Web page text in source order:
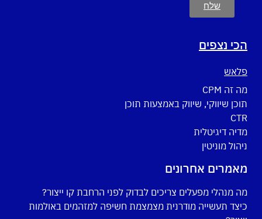
שלח
הכי נצפים
פלאש
מה זה CPM
תוכן שיווקי, שיווק באמצעות תוכן
CTR
מדיה דיגיטלית
ניהול מוניטין
מאמרים אחרונים
מה מנהלי מפעלים צריכים לבדוק לפני הרחבת קו ייצור?
כיצד תעשייה מודרנית מצמצמת חשיפה למזהמים באולמות